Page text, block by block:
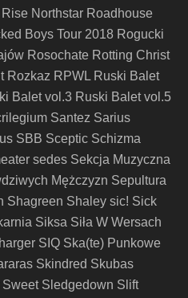
Rise Northstar Roadhouse
Boys Tour 2018 Rogucki
Rosochate Rotting Christ
Rozkaz RPWL Ruski Balet
Balet vol.3 Ruski Balet vol.5
Santez Sarius
SBB Sceptic Schizma
sedes Sekcja Muzyczna
Mężczyzn Sepultura
Shagreen Shaley sic! Sick
Siksa Siła W Wersach
SIQ Ska(te) Punkowe
Skindred Skubas
Sledgedown Slift